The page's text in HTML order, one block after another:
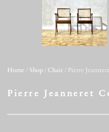
Home / Shop / Chair / Pierre
Pierre Jeanneret